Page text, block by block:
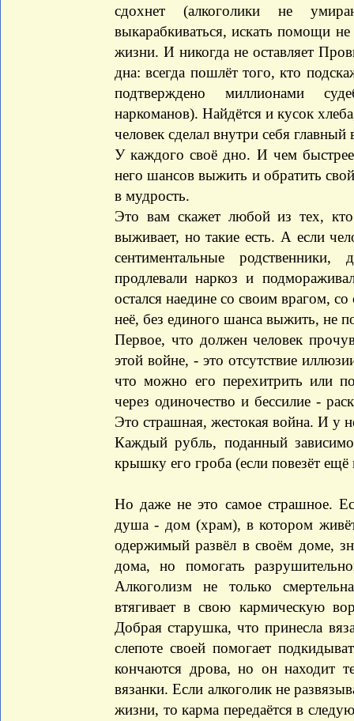
сдохнет (алкоголики не
выкарабкиваться, искать помощи
жизни. И никогда не оставляет
дна: всегда пошлёт того, кто
подтверждено миллионами
наркоманов). Найдётся и кусок
человек сделал внутри себя
У каждого своё дно. И чем
него шансов выжить и обратить
в мудрость.
Это вам скажет любой из тех,
выживает, но такие есть. А если
сентиментальные
продлевали наркоз и
остался наедине со своим врагом,
неё, без единого шанса выжить, не
Первое, что должен человек
этой войне, - это отсутствие
что можно его перехитрить или
через одиночество и бессилие -
Это страшная, жестокая война. И у
Каждый рубль, поданный
крышку его гроба (если повезёт
Но даже не это самое страшное.
душа - дом (храм), в котором
одержимый развёл в своём доме,
дома, но помогать
Алкоголизм не только
втягивает в свою кармическую
Добрая старушка, что принесла
слепоте своей помогает
кончаются дрова, но он находит
вязанки. Если алкоголик не
жизни, то карма передаётся в